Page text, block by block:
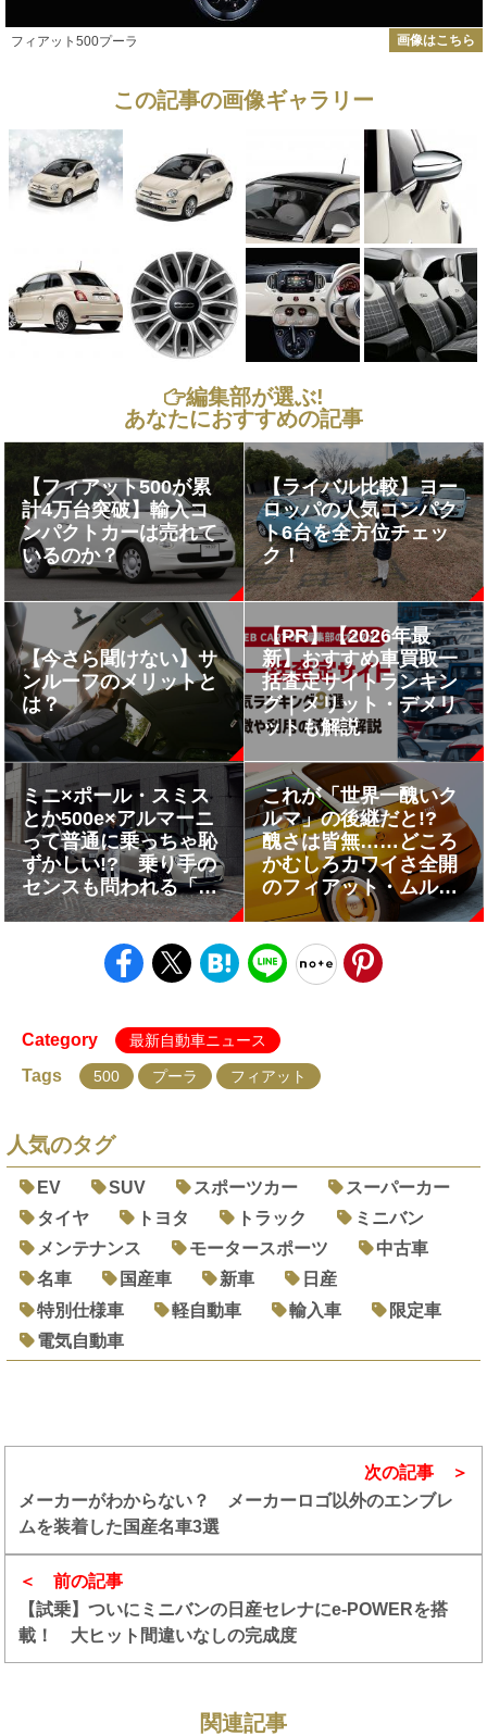
フィアット500プーラ 画像はこちら
この記事の画像ギャラリー
編集部が選ぶ!
あなたにおすすめの記事
【フィアット500が累
計4万台突破】輸入コ
ンパクトカーは売れて
いるのか？
【ライバル比較】ヨー
ロッパの人気コンパク
ト6台を全方位チェッ
ク！
【今さら聞けない】サ
ンルーフのメリットと
は？
【PR】【2026年最
新】おすすめ車買取一
括査定サイトランキン
グ｜メリット・デメリ
ットも解説
ミニ×ポール・スミス
とか500e×アルマーニ
って普通に乗っちゃ恥
ずかしい!? 乗り手の
センスも問われる「ハ
イブランドコラボ車」
ルコラボ車」大全
これが「世界一醜いク
ルマ」の後継だと!?
醜さは皆無……どころ
かむしろカワイさ全開
のフィアット・ムルテ
ィプリーナとは
Category 最新自動車ニュース
Tags 500 プーラ フィアット
人気のタグ
EV SUV スポーツカー
スーパーカー
タイヤ
トヨタ トラック
ミニバン
メンテナンス
モータースポーツ
中古車
名車
国産車 新車
日産
特別仕様車
軽自動車 輸入車
限定車
電気自動車
前の記事
【試乗】ついにミニバンの日産セレナにe-POWERを搭
載！ 大ヒット間違いなしの完成度
次の記事
メーカーがわからない？ メーカーロゴ以外のエンブレ
ムを装着した国産名車3選
関連記事